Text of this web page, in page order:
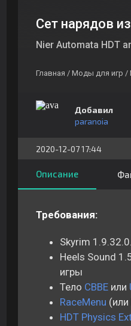
Сет нарядов
Nier Automata HDT
Главная / Моды для игр /
Добавил
paranoia
2020-12-07 17:44
Описание
Требования:
Skyrim
Heels Sound
игры
Тело CBBEили
RaceMenu
HDT Physics